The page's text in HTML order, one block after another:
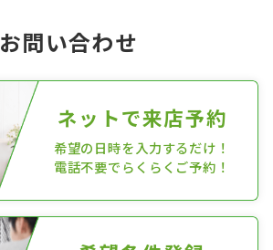
お問い合わせ
ネットで来店予約
希望の日時を入力するだけ！
電話不要でらくらくご予約！